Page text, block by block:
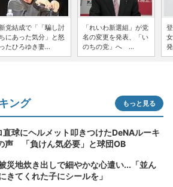
党結成で「「騙し討
ちにあった気分」と怒
ったひろゆき妻...
「れいわ新選組」が党
名の変更を発表、「い
のちの党」へ ...
ング もっと見る
球にヘルメット叩きつけたDeNAルーキ
声 「負けん気必要」と球団OB
災地炊き出しで細やかな心遣い...「並ん
きてくれた子にシールを」